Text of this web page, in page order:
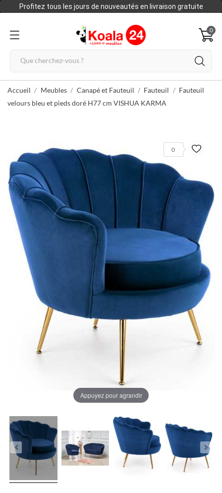
Profitez tous les jours de nouveautés en livraison gratuite
0
Accueil Meubles Canapé et Fauteuil Fauteuil
Fauteuil
velours bleu et pieds doré H77 cm VISHUA KARMA
Appuyez pour agrandir
0